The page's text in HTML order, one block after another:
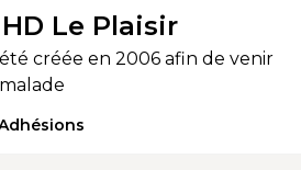
Le Plaisir
créée en 2006 afin de venir